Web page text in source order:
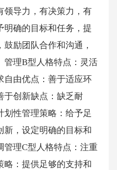
领导力，有决策力，有
明确的目标和任务，提
励团队合作和沟通，
管理B型人格特点：灵活
自由优点：善于适应环
于创新缺点：缺乏耐
划性管理策略：给予足
新，设定明确的目标和
管理C型人格特点：注重
略：提供足够的支持和